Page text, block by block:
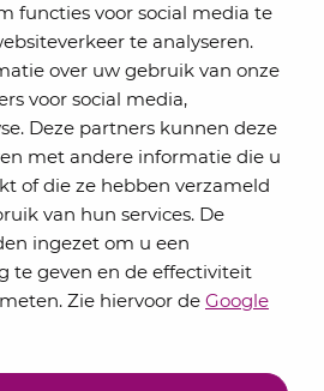
functies voor social media te
te analyseren.
over uw gebruik van onze
voor social media,
Deze partners kunnen deze
met andere informatie die u
of die ze hebben verzameld
van hun services. De
ingezet om u een
te geven en de effectiviteit
Zie hiervoor de Google
onze nieuwsbrief
de adviseurs van Lansigt in